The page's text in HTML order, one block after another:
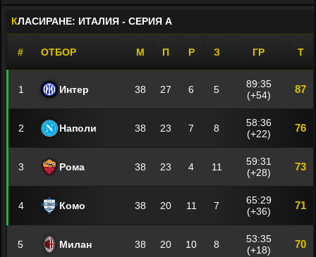
КЛАСИРАНЕ: ИТАЛИЯ - СЕРИЯ А
# ОТБОР М П Р З ГР Т
1 Интер 38 27 6 5
89:35
(+54)
87
2 Наполи 38 23 7 8
58:36
(+22)
76
3 Рома 38 23 4 11
59:31
(+28)
73
4 Комо 38 20 11 7
65:29
(+36)
71
5 Милан 38 20 10 8
53:35
(+18)
70